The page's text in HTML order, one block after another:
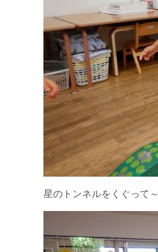
星のトンネルをくぐって～